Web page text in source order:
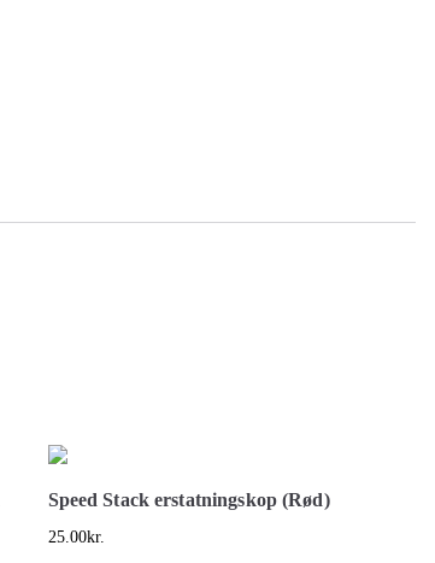
Speed Stack erstatningskop (Rød)
25.00kr.